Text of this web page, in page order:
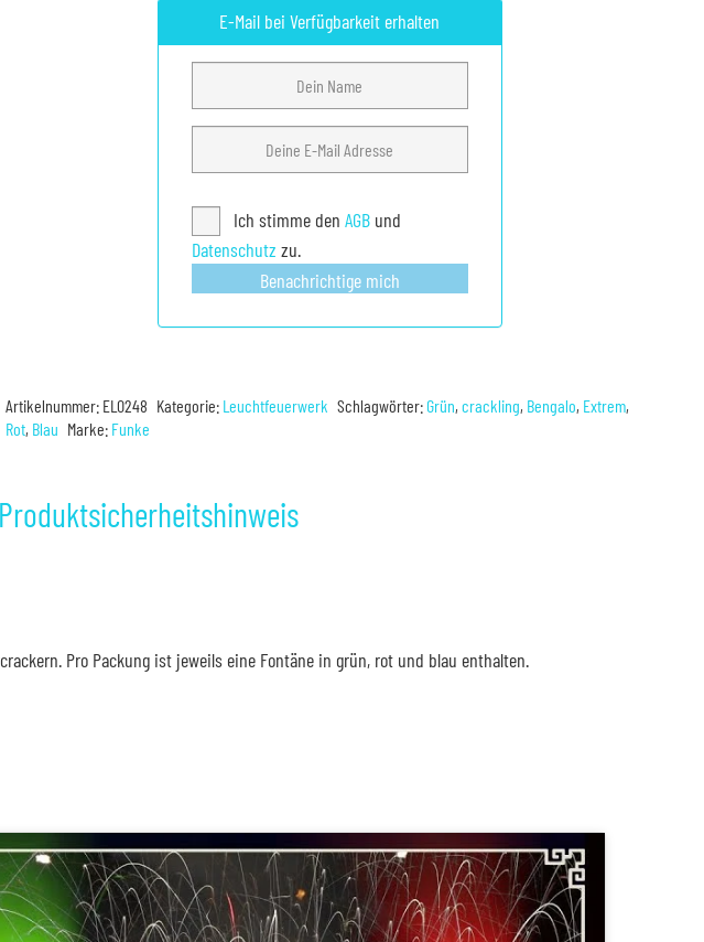
E-Mail bei Verfügbarkeit erhalten
Ich stimme den AGB und
Datenschutz zu.
Benachrichtige mich
Artikelnummer: EL0248 Kategorie: Leuchtfeuerwerk Schlagwörter: Grün,crackling, Bengalo, Extrem,
Rot, Blau Marke: Funke
Produktsicherheitshinweis
Pro Packung ist jeweils eine Fontäne in grün, rot und blau enthalten.